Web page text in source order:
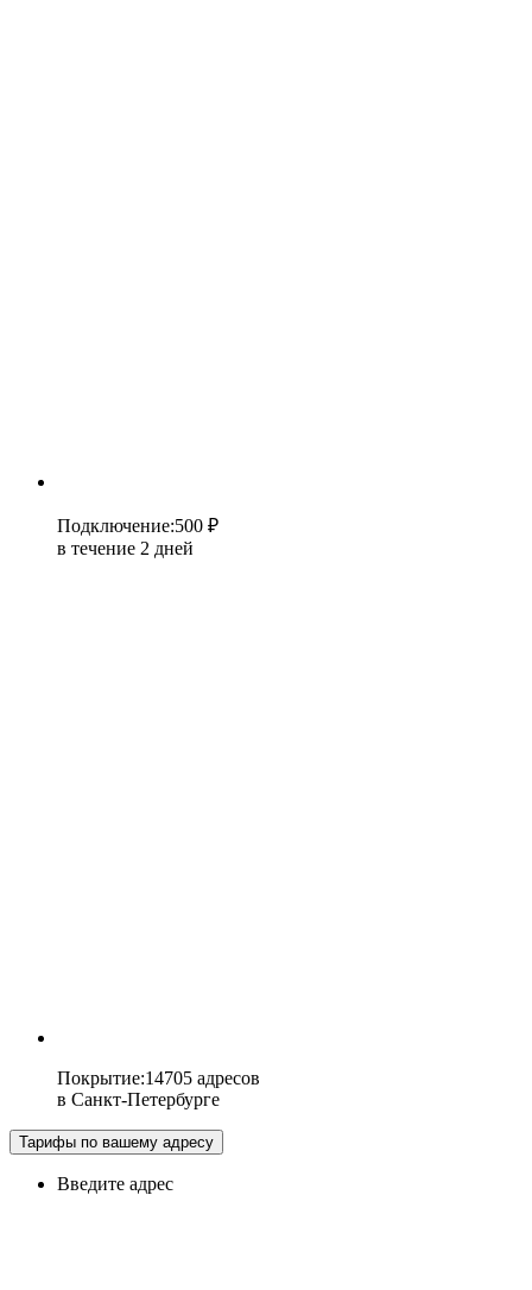
Подключение:500 ₽
в течение 2 дней
Покрытие:14705 адресов
в Санкт-Петербурге
Тарифы по вашему адресу
Введите адрес